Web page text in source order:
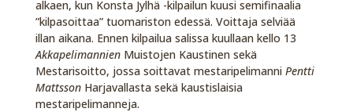
alkaen, kun Konsta Jylhä -kilpailun kuusi semifinaalia
”kilpasoittaa” tuomariston edessä. Voittaja selviää
illan aikana. Ennen kilpailua salissa kuullaan kello 13
Akkapelimannien Muistojen Kaustinen sekä
Mestarisoitto, jossa soittavat mestaripelimanniPentti
MattssonHarjavallasta sekä kaustislaisia
mestaripelimanneja.